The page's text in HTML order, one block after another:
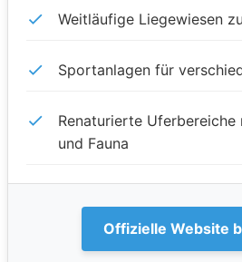
Weitläufige Liegewiesen
Sportanlagen für
Renaturierte Uferbereiche
und Fauna
Offizielle Website